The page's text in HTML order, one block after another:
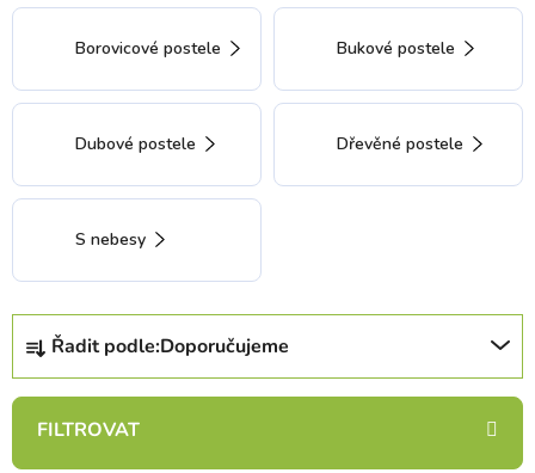
Borovicové postele Bukové postele
Dubové postele Dřevěné postele
S nebesy
Ř
z
n
Řadit podle:Doporučujeme